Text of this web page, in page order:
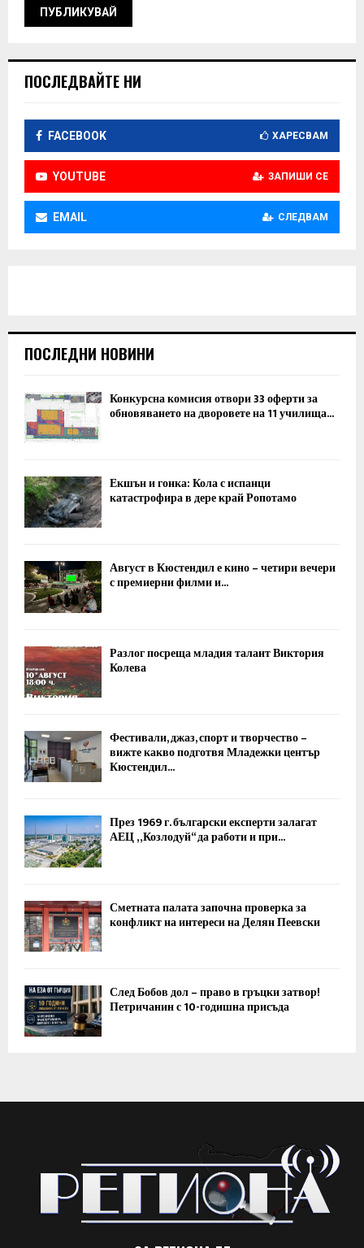
ПОСЛЕДВАЙТЕ НИ
FACEBOOK ХАРЕСВАМ
YOUTUBE ЗАПИШИ СЕ
EMAIL СЛЕДВАМ
ПОСЛЕДНИ НОВИНИ
Конкурсна комисия отвори 33 оферти за
обновяването на дворовете на 11 училища...
Екшън и гонка: Кола с испанци
катастрофира в дере край Ропотамо
Август в Кюстендил е кино – четири вечери
с премиерни филми и...
Разлог посреща младия талант Виктория
Колева
Фестивали, джаз, спорт и творчество –
вижте какво подготвя Младежки център
Кюстендил...
През 1969 г. български експерти залагат
АЕЦ „Козлодуй“ да работи и при...
Сметната палата започна проверка за
конфликт на интереси на Делян Пеевски
След Бобов дол – право в гръцки затвор!
Петричанин с 10-годишна присъда